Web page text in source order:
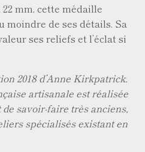
mm, cette médaille
moindre de ses détails. Sa
ses reliefs et l’éclat si
2018 d’Anne Kirkpatrick.
artisanale est réalisée
savoir-faire très anciens,
spécialisés existant en